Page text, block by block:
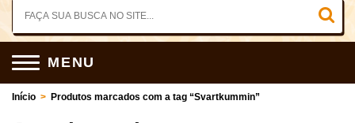
MENU
Início > Produtos marcados com a tag “Svartkummin”